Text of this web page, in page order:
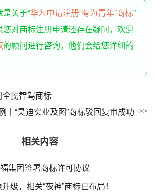
关于“华为申请注册“有为青年”商标”
您对商标注册申请还存在疑问，欢迎
的顾问进行咨询，他们会给您详细的
全民智驾商标
丨“昊迪实业及图”商标驳回复审成功
相关内容
集团签署商标许可协议
级，相关“夜神”商标已布局！